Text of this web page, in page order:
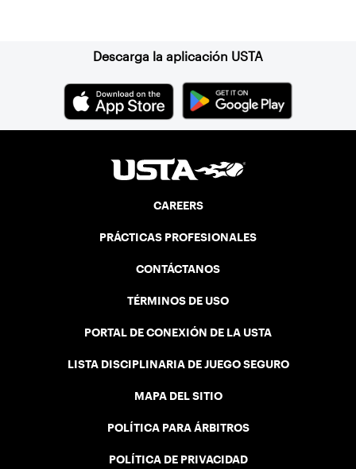
Descarga la aplicación USTA
CAREERS
PRÁCTICAS PROFESIONALES
CONTÁCTANOS
TÉRMINOS DE USO
PORTAL DE CONEXIÓN DE LA USTA
LISTA DISCIPLINARIA DE JUEGO SEGURO
MAPA DEL SITIO
POLÍTICA PARA ÁRBITROS
POLÍTICA DE PRIVACIDAD